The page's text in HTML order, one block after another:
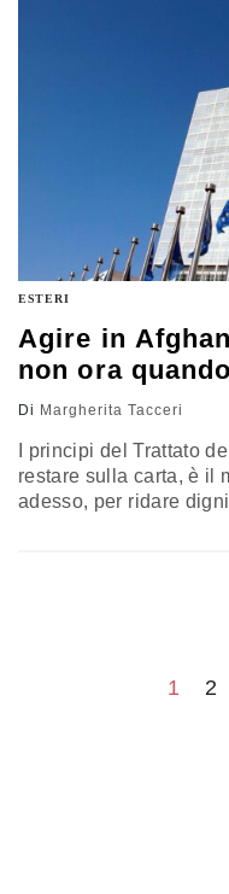
ESTERI
Agire in
non ora
Di Margherita Tacceri
I principi del Trattato
restare sulla carta, è il
adesso, per ridare
1 2